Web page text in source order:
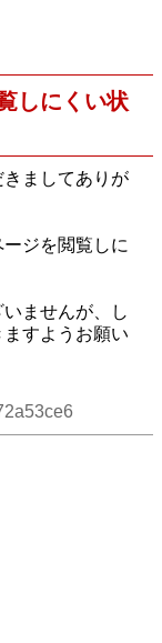
しにくい状
ましてありが
ジを閲覧しに
ませんが、し
すようお願い